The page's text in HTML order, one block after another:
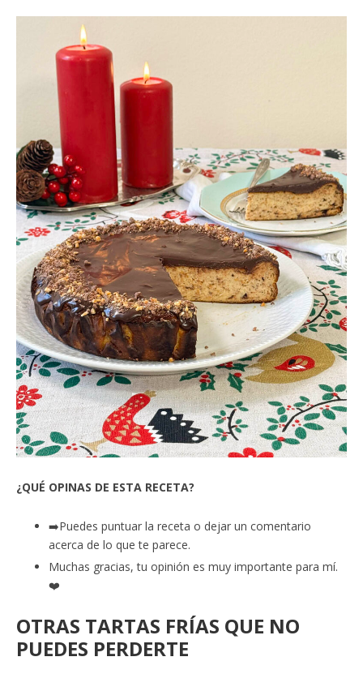
¿QUÉ OPINAS DE ESTA RECETA?
➡️Puedes puntuar la receta o dejar un comentario
acerca de lo que te parece.
Muchas gracias, tu opinión es muy importante para mí.
❤️
OTRAS TARTAS FRÍAS QUE NO
PUEDES PERDERTE